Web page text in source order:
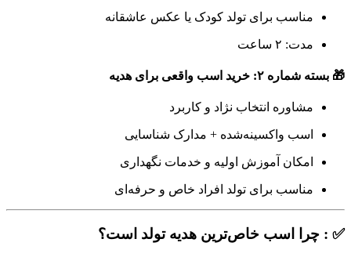
مناسب برای تولد کودک یا عکس عاشقانه
مدت: ۲ ساعت
🎁 بسته شماره ۲: خرید اسب واقعی برای هدیه
مشاوره انتخاب نژاد و کاربرد
اسب واکسینه‌شده + مدارک شناسایی
امکان آموزش اولیه و خدمات نگهداری
مناسب برای تولد افراد خاص و حرفه‌ای
✅ : چرا اسب خاص‌ترین هدیه تولد است؟